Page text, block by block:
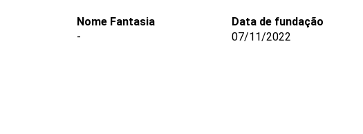
Nome Fantasia
-
Data de fundação
07/11/2022